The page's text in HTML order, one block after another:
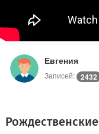
Евгения
Записей: 2432